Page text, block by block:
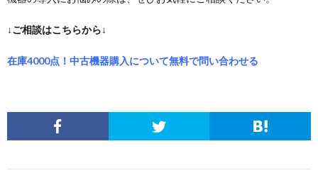
↓ご相談はこちらから↓
在庫4000点！中古機器購入について無料で問い合わせる